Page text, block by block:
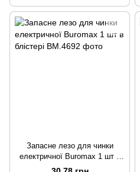
Запасне лезо для чинки
електричної Buromax 1 шт в
блістері